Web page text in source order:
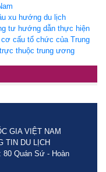
xu hướng du lịch
tư hướng dẫn thực hiện
cấu tổ chức của Trung
thuộc trung ương
GIA VIỆT NAM
TIN DU LỊCH
80 Quán Sứ - Hoàn